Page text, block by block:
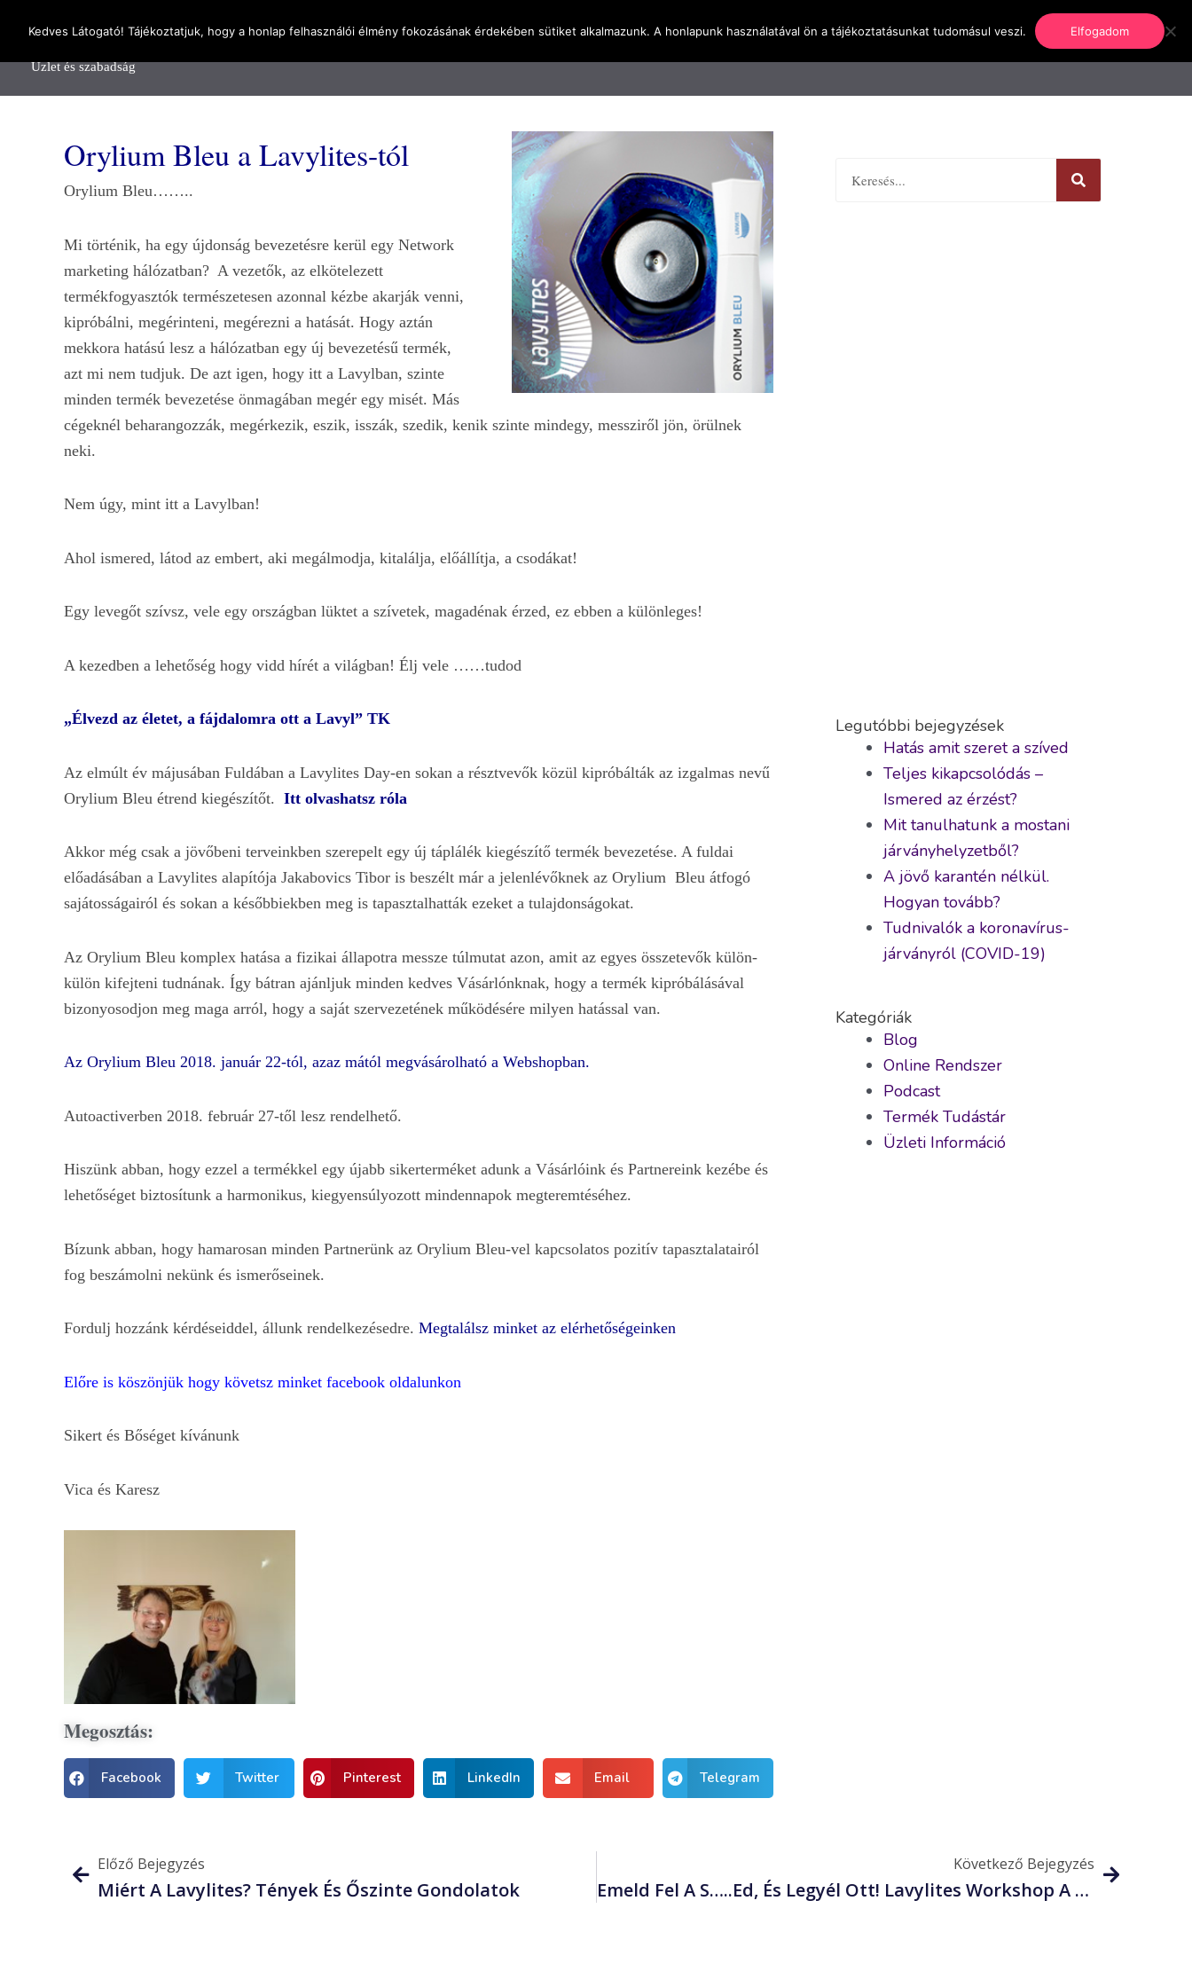
OnlineSeedsMan
Üzlet és szabadság
Kapcsolat
Orylium Bleu a Lavylites-tól
Orylium Bleu……..
Mi történik, ha egy újdonság bevezetésre kerül egy Network
marketing hálózatban? A vezetők, az elkötelezett
termékfogyasztók természetesen azonnal kézbe akarják venni,
kipróbálni, megérinteni, megérezni a hatását. Hogy aztán
mekkora hatású lesz a hálózatban egy új bevezetésű termék,
azt mi nem tudjuk. De azt igen, hogy itt a Lavylban, szinte
minden termék bevezetése önmagában megér egy misét. Más
cégeknél beharangozzák, megérkezik, eszik, isszák, szedik, kenik szinte mindegy, messziről jön, örülnek
neki.
Nem úgy, mint itt a Lavylban!
Ahol ismered, látod az embert, aki megálmodja, kitalálja, előállítja, a csodákat!
Egy levegőt szívsz, vele egy országban lüktet a szívetek, magadénak érzed, ez ebben a különleges!
A kezedben a lehetőség hogy vidd hírét a világban! Élj vele ……tudod
„Élvezd az életet, a fájdalomra ott a Lavyl” TK
Az elmúlt év májusában Fuldában a Lavylites Day-en sokan a résztvevők közül kipróbálták az izgalmas nevű
Orylium Bleu étrend kiegészítőt. Itt olvashatsz róla
Akkor még csak a jövőbeni terveinkben szerepelt egy új táplálék kiegészítő termék bevezetése. A fuldai
előadásában a Lavylites alapítója Jakabovics Tibor is beszélt már a jelenlévőknek az Orylium Bleu átfogó
sajátosságairól és sokan a későbbiekben meg is tapasztalhatták ezeket a tulajdonságokat.
Az Orylium Bleu komplex hatása a fizikai állapotra messze túlmutat azon, amit az egyes összetevők külön-
külön kifejteni tudnának. Így bátran ajánljuk minden kedves Vásárlónknak, hogy a termék kipróbálásával
bizonyosodjon meg maga arról, hogy a saját szervezetének működésére milyen hatással van.
Az Orylium Bleu 2018. január 22-tól, azaz mától megvásárolható a Webshopban.
Autoactiverben 2018. február 27-től lesz rendelhető.
Hiszünk abban, hogy ezzel a termékkel egy újabb sikerterméket adunk a Vásárlóink és Partnereink kezébe és
lehetőséget biztosítunk a harmonikus, kiegyensúlyozott mindennapok megteremtéséhez.
Bízunk abban, hogy hamarosan minden Partnerünk az Orylium Bleu-vel kapcsolatos pozitív tapasztalatairól
fog beszámolni nekünk és ismerőseinek.
Fordulj hozzánk kérdéseiddel, állunk rendelkezésedre. Megtalálsz minket az elérhetőségeinken
Előre is köszönjük hogy követsz minket facebook oldalunkon
Sikert és Bőséget kívánunk
Vica és Karesz
Megosztás:
Facebook Twitter Pinterest LinkedIn Email Telegram
Legutóbbi bejegyzések
Hatás amit szeret a szíved
Teljes kikapcsolódás –
Ismered az érzést?
Mit tanulhatunk a mostani
járványhelyzetből?
A jövő karantén nélkül.
Hogyan tovább?
Tudnivalók a koronavírus-
járványról (COVID-19)
Kategóriák
Blog
Online Rendszer
Podcast
Termék Tudástár
Üzleti Információ
Előző Bejegyzés
Miért A Lavylites? Tények És Őszinte Gondolatok
Következő Bejegyzés
Emeld Fel A S…..ed, És Legyél Ott! Lavylites Workshop A Lurdyban
Kedves Látogató! Tájékoztatjuk, hogy a honlap felhasználói élmény fokozásának érdekében sütiket alkalmazunk. A honlapunk használatával ön a tájékoztatásunkat tudomásul veszi. Elfogadom